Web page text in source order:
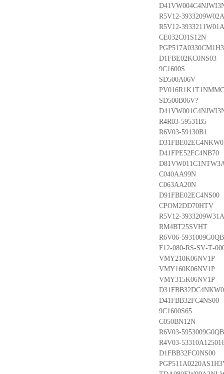
R5V12-
R5V12-
CE032C01S12N
D1FBE02KC0NS03
9C1600S
SD500A06V
PV016R1K1T1NMMC
SD500B06V?
R4R03-59531B5
R6V03-59130B1
D31FBE02EC4NKW0
D41FPE52FC4NB70
C040AA99N
C063AA20N
D91FBE02EC4NS00
CPOM2DD70HTV
R5V12-
RM4BT25SVHT
R6V06-
F12-080-RS-SV-T-
VMY210K06NV1P
VMY160K06NV1P
VMY315K06NV1P
D31FBB32DC4NKW0
D41FBB32FC4NS00
9C1600S65
C050BN12N
R6V03-
R4V03-
D1FBB32FC0NS00